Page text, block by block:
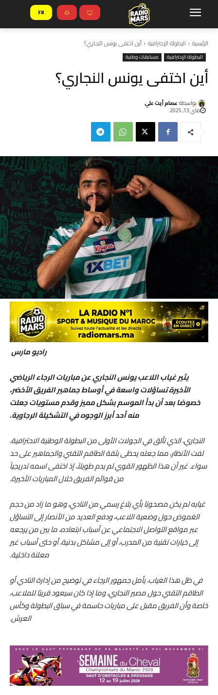
FR
الرئيسية البطولة الإحترافية أين اختفى يونس النجاري؟
البطولة الإحترافية مسابقات وطنية
أين اختفى يونس النجاري؟
بواسطة عصام أيت علي
ماي 13, 2025
راديو مارس
يثير غياب اللاعب يونس النجاري عن مباريات الرجاء الرياضي
الأخيرة تساؤلات واسعة في أوساط جماهير الفريق الأخضر،
خصوصًا بعد أن بدأ الموسم بشكل مميز وقدم مستويات جعلت
منه أحد أبرز الوجوه في التشكيلة الرجاوية.
النجاري، الذي تألق في الجولات الأولى من البطولة الوطنية الاحترافية،
لفت الأنظار، مما جعله يحظى بثقة الطاقم التقني والجماهير على حد
سواء. غير أن هذا الظهور القوي لم يدم طويلاً، إذ اختفى اسمه تدريجياً
من قوائم الفريق خلال المباريات الأخيرة.
غيابه لم يكن مصحوبًا بأي بلاغ رسمي من النادي، وهو ما زاد من حجم
الغموض حول وضعية اللاعب، ودفع العديد من الأنصار إلى التساؤل
عبر مواقع التواصل الاجتماعي عن أسباب ابتعاده، ما بين من يرجعه
إلى خيارات تقنية من المدرب، أو إلى مشاكل بدنية، أو حتى أسباب غير
معلنة داخلية.
في ظل هذا الغياب، يأمل جمهور الرجاء في توضيح من إدارة النادي أو
الطاقم التقني حول مصير النجاري، وما إذا كان سيعود قريبًا للملاعب،
خاصة وأن الفريق مقبل على مباريات حاسمة في سباق البطولة وكأس
العرش.